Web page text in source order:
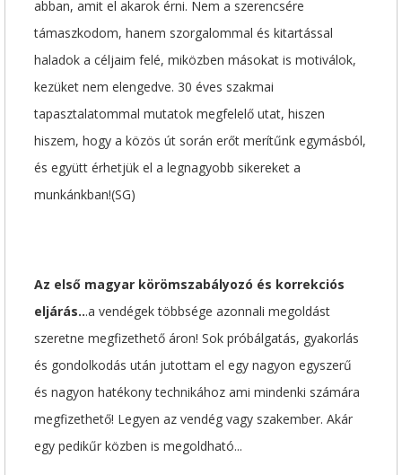
abban, amit el akarok érni. Nem a szerencsére
támaszkodom, hanem szorgalommal és kitartással
haladok a céljaim felé, miközben másokat is motiválok,
kezüket nem elengedve. 30 éves szakmai
tapasztalatommal mutatok megfelelő utat, hiszen
hiszem, hogy a közös út során erőt merítűnk egymásból,
és együtt érhetjük el a legnagyobb sikereket a
munkánkban!(SG)
Az első magyar körömszabályozó és korrekciós
eljárás...a vendégek többsége azonnali megoldást
szeretne megfizethető áron! Sok próbálgatás, gyakorlás
és gondolkodás után jutottam el egy nagyon egyszerű
és nagyon hatékony technikához ami mindenki számára
megfizethető! Legyen az vendég vagy szakember. Akár
egy pedikűr közben is megoldható...